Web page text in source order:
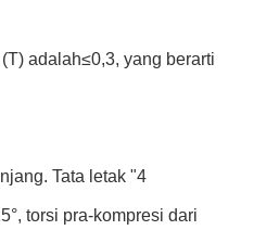
adalah≤0,3, yang berarti
Tata letak "4
torsi pra-kompresi dari